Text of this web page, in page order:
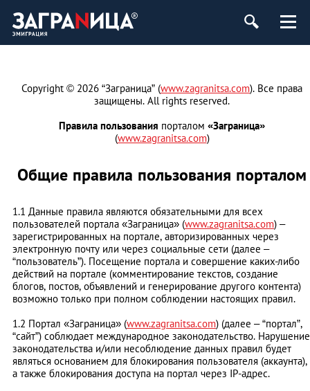
Copyright © 2026 “Заграница” (www.zagranitsa.com). Все права
защищены. All rights reserved.
Правила пользования порталом «Заграница»
(www.zagranitsa.com)
Общие правила пользования порталом
1.1 Данные правила являются обязательными для всех
пользователей портала «Заграница» (www.zagranitsa.com) –
зарегистрированных на портале, авторизированных через
электронную почту или через социальные сети (далее –
“пользователь”). Посещение портала и совершение каких-либо
действий на портале (комментирование текстов, создание
блогов, постов, объявлений и генерирование другого контента)
возможно только при полном соблюдении настоящих правил.
1.2 Портал «Заграница» (www.zagranitsa.com) (далее – “портал”,
“сайт”) соблюдает международное законодательство. Нарушение
законодательства и/или несоблюдение данных правил будет
являться основанием для блокирования пользователя (аккаунта),
а также блокирования доступа на портал через IP-адрес.